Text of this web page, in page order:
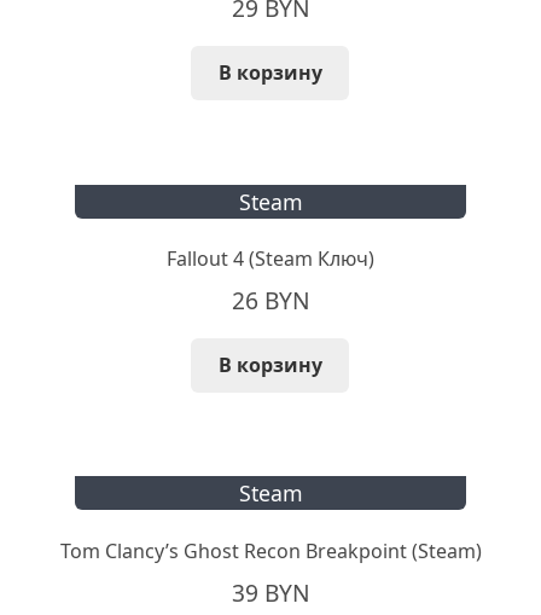
29 BYN
В корзину
Steam
Fallout 4 (Steam Ключ)
26 BYN
В корзину
Steam
Tom Clancy’s Ghost Recon Breakpoint (Steam)
39 BYN